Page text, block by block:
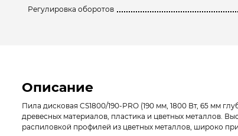
Регулировка оборотов
Описание
Пила дисковая CS1800/190-PRO (190 мм, 1800 Вт, 65 мм
древесных материалов, пластика и цветных металлов.
распиловкой профилей из цветных металлов, широко